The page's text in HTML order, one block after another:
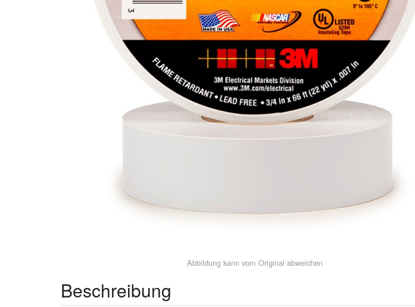
Abbildung kann vom Original abweichen
Beschreibung